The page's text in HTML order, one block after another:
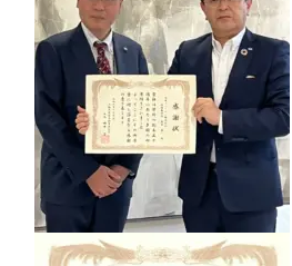
採用情報 Recruit
お問い合
webカタ